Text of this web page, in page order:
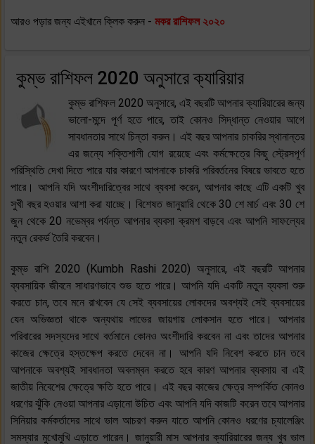
আরও পড়ার জন্য এইখানে ক্লিক করুন - মকর রাশিফল ২০২০
কুম্ভ রাশিফল 2020 অনুসারে ক্যারিয়ার
কুম্ভ রাশিফল 2020 অনুসারে, এই বছরটি আপনার ক্যারিয়ারের জন্য
ভালো-মন্দে পূর্ণ হতে পারে, তাই কোনও সিদ্ধান্ত নেওয়ার আগে
সাবধানতার সাথে চিন্তা করুন। এই বছর আপনার চাকরির স্থানান্তর
এর জন্যে শক্তিশালী যোগ রয়েছে এবং কর্মক্ষেত্রে কিছু স্ট্রেসপূর্ণ
পরিস্থিতি দেখা দিতে পারে যার কারণে আপনাকে চাকরি পরিবর্তনের বিষয়ে ভাবতে হতে
পারে। আপনি যদি অংশীদারিত্বের সাথে ব্যবসা করেন, আপনার কাছে এটি একটি খুব
সুখী বছর হওয়ার আশা করা যাচ্ছে। বিশেষত জানুয়ারি থেকে 30 শে মার্চ এবং 30 শে
জুন থেকে 20 নভেম্বর পর্যন্ত আপনার ব্যবসা ক্রমশ বাড়বে এবং আপনি সাফল্যের
নতুন রেকর্ড তৈরি করবেন।
কুম্ভ রাশি 2020 (Kumbh Rashi 2020) অনুসারে, এই বছরটি আপনার
ব্যবসায়িক জীবনে সাধারণভাবে শুভ হতে পারে। আপনি যদি একটি নতুন ব্যবসা শুরু
করতে চান, তবে মনে রাখবেন যে সেই ব্যবসায়ের লোকদের অবশ্যই সেই ব্যবসায়ের
যেন অভিজ্ঞতা থাকে অন্যথায় লাভের জায়গায় লোকসান হতে পারে। আপনার
পরিবারের সদস্যদের সাথে বর্তমানে কোনও অংশীদারি করবেন না এবং তাদের আপনার
কাজের ক্ষেত্রে হস্তক্ষেপ করতে দেবেন না। আপনি যদি নিবেশ করতে চান তবে
আপনাকে অবশ্যই সাবধানতা অবলম্বন করতে হবে কারণ আপনার ব্যবসায় বা এই
জাতীয় নিবেশের ক্ষেত্রে ক্ষতি হতে পারে। এই বছর কাজের ক্ষেত্র সম্পর্কিত কোনও
ধরণের ঝুঁকি নেওয়া আপনার এড়ানো উচিত এবং আপনি যদি কাজটি করেন তবে আপনার
সিনিয়ার কর্মকর্তাদের সাথে ভাল আচরণ করুন যাতে আপনি কোনও ধরণের চ্যালেঞ্জিং
সমস্যার মুখোমুখি এড়াতে পারেন। জানুয়ারী মাস আপনার ক্যারিয়ারের জন্য খুব ভাল